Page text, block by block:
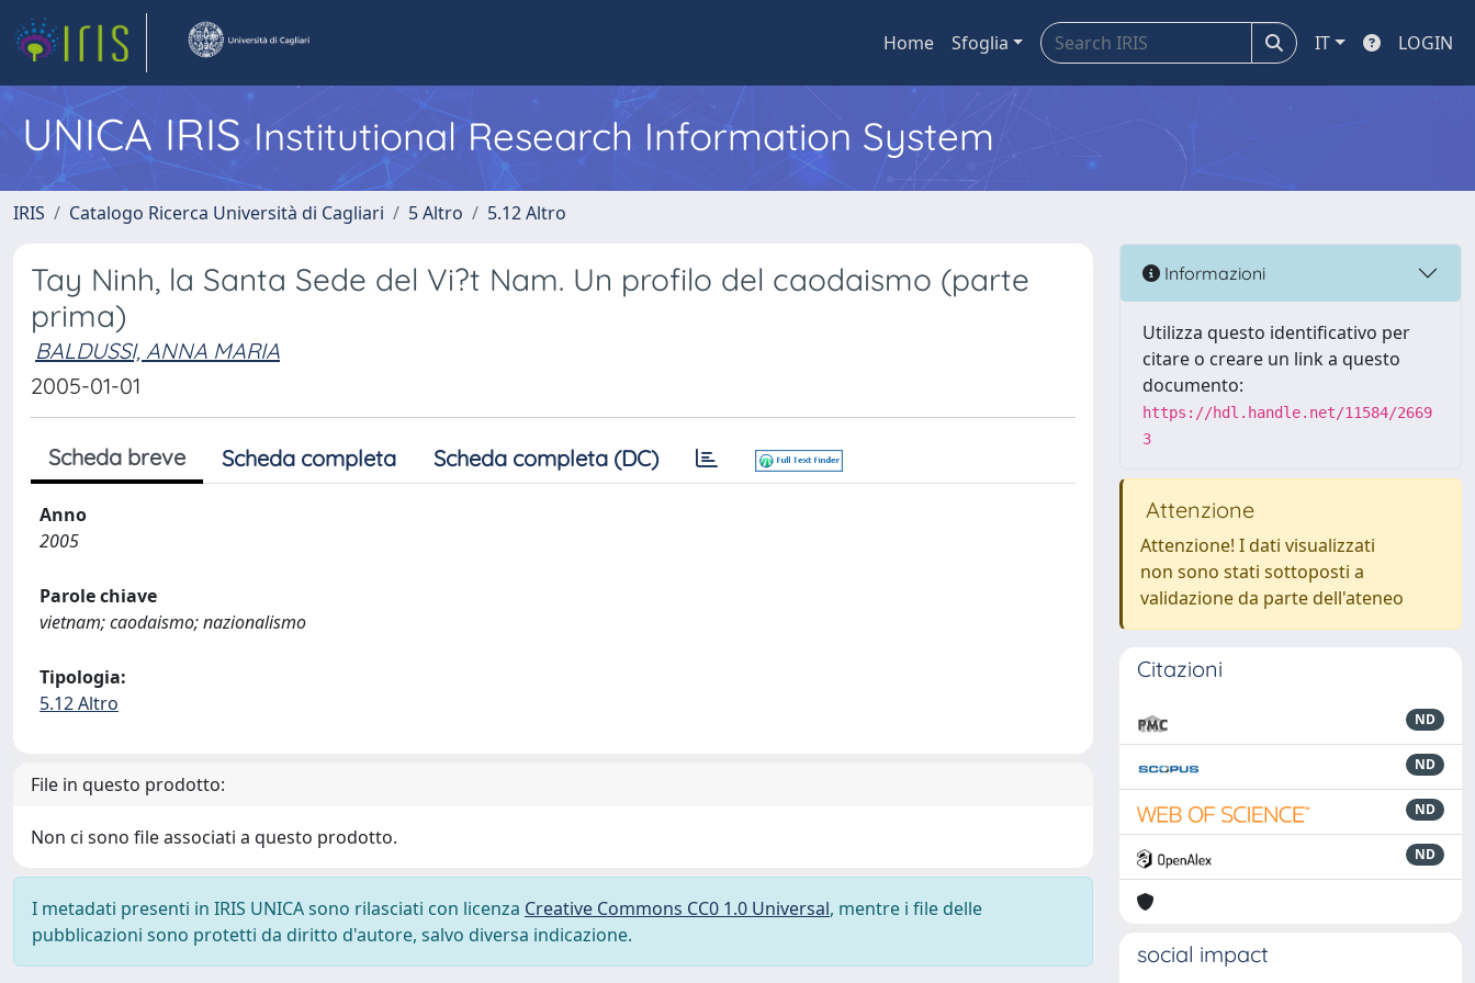
Home Sfoglia IT LOGIN
UNICA IRISInstitutional Research Information System
IRIS Catalogo Ricerca Università di Cagliari 5 Altro 5.12 Altro
Tay Ninh, la Santa Sede del Vi?t Nam. Un profilo del caodaismo (parte
prima)
BALDUSSI, ANNA MARIA
2005-01-01
Scheda breve Scheda completa Scheda completa (DC)
Anno
2005
Parole chiave
vietnam; caodaismo; nazionalismo
Tipologia:
5.12 Altro
File in questo prodotto:
Non ci sono file associati a questo prodotto.
I metadati presenti in IRIS UNICA sono rilasciati con licenza Creative Commons CC0 1.0 Universal, mentre i file delle
pubblicazioni sono protetti da diritto d'autore, salvo diversa indicazione.
Informazioni
Utilizza questo identificativo per
citare o creare un link a questo
documento:
https://hdl.handle.net/11584/2669
3
Attenzione
Attenzione! I dati visualizzati
non sono stati sottoposti a
validazione da parte dell'ateneo
Citazioni
ND
ND
ND
ND
social impact